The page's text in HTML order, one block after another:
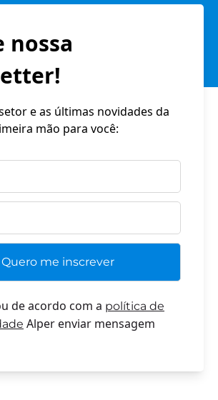
nossa
e as últimas novidades da
mão para você:
de acordo com a política de
Alper enviar mensagem